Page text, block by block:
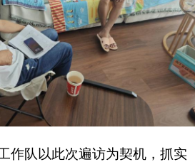
作队以此次遍访为契机，抓实